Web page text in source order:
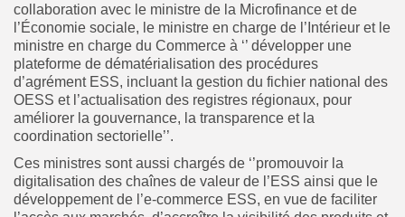
collaboration avec le ministre de la Microfinance et de
l’Économie sociale, le ministre en charge de l’Intérieur et le
ministre en charge du Commerce à ‘’ développer une
plateforme de dématérialisation des procédures
d’agrément ESS, incluant la gestion du fichier national des
OESS et l’actualisation des registres régionaux, pour
améliorer la gouvernance, la transparence et la
coordination sectorielle’’.
Ces ministres sont aussi chargés de ‘’promouvoir la
digitalisation des chaînes de valeur de l’ESS ainsi que le
développement de l’e-commerce ESS, en vue de faciliter